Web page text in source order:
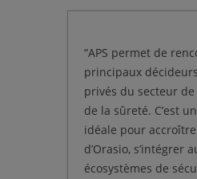
“APS permet de
principaux
privés du secteur
de la sûreté. C’est
idéale pour
d’Orasio, s’intégrer
écosystèmes de